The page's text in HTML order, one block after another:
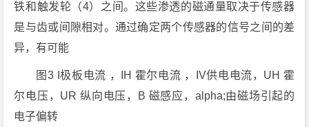
铁和触发轮（4）之间。这些渗透的磁通量取决于传感器
是与齿或间隙相对。通过确定两个传感器的信号之间的差
异，有可能
图3 I极板电流 ，IH 霍尔电流 ，IV供电电流，UH 霍
尔电压，UR 纵向电压，B 磁感应，alpha;由磁场引起的
电子偏转